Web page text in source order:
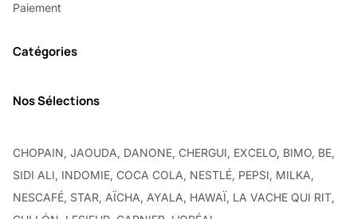
Paiement
Catégories
Nos Sélections
CHOPAIN, JAOUDA, DANONE, CHERGUI, EXCELO, BIMO, BE,
SIDI ALI, INDOMIE, COCA COLA, NESTLÉ, PEPSI, MILKA,
NESCAFÉ, STAR, AÏCHA, AYALA, HAWAÏ, LA VACHE QUI RIT,